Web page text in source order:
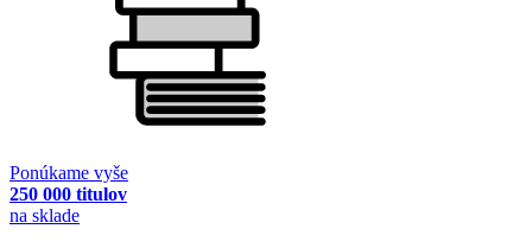
Ponúkame vyše
250 000 titulov
na sklade